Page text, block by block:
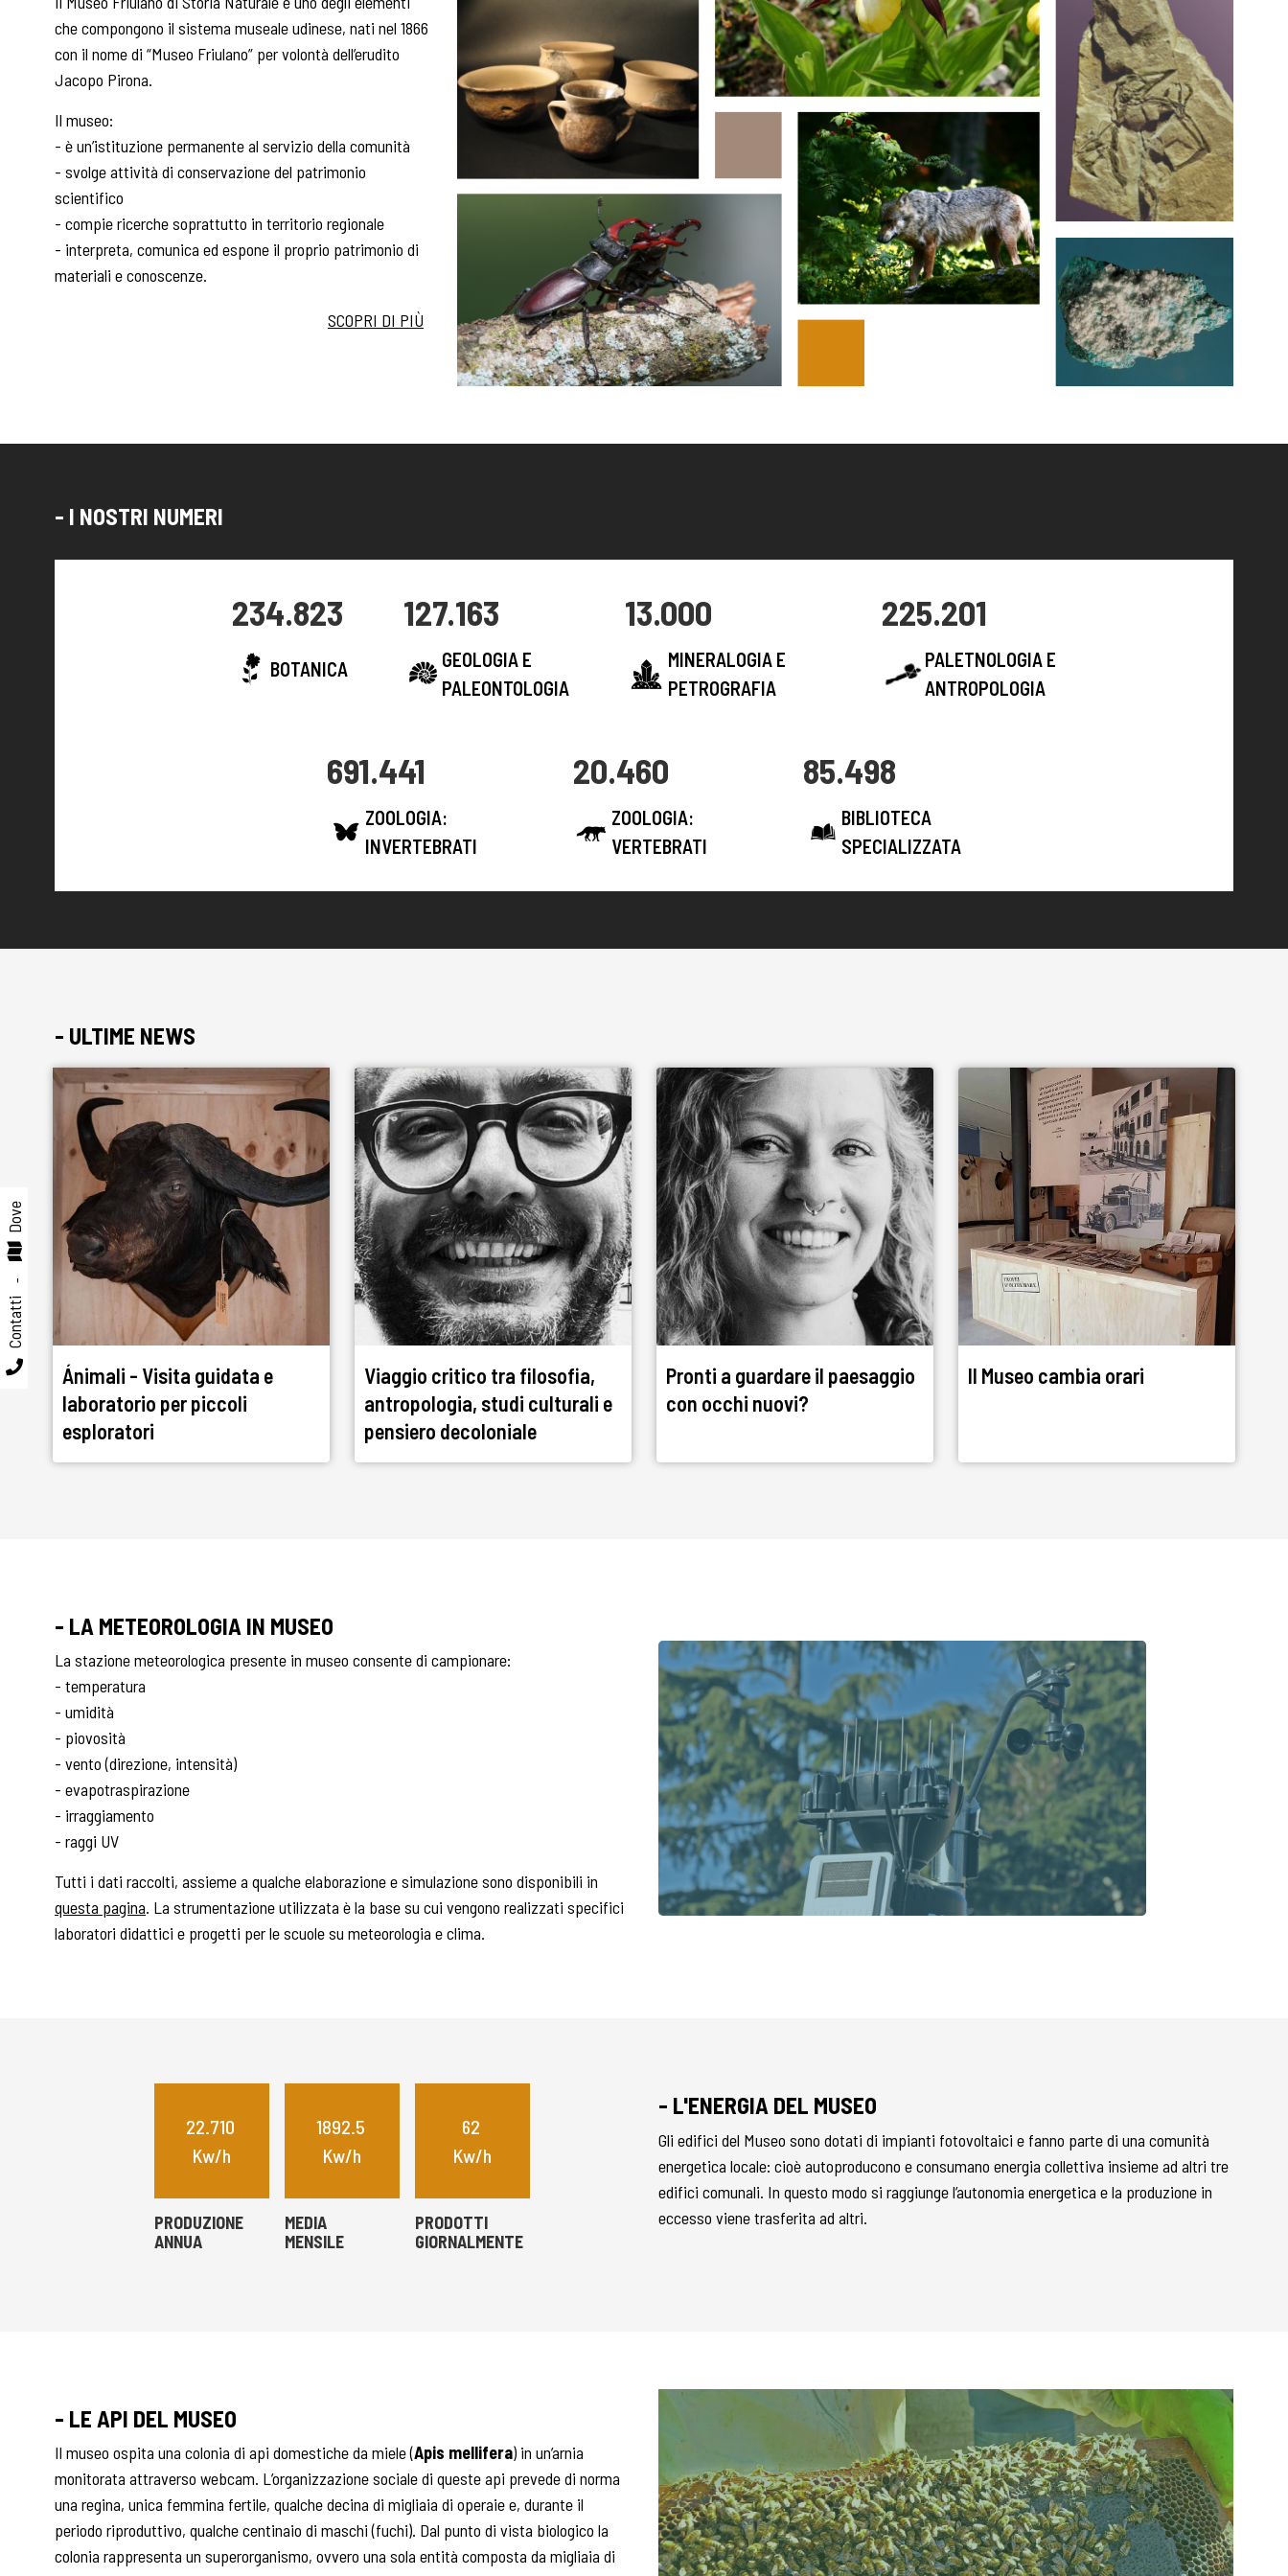
che compongono il sistema museale udinese, nati nel 1866
con il nome di “Museo Friulano” per volontà dell’erudito
Jacopo Pirona.
Il museo:
- è un’istituzione permanente al servizio della comunità
- svolge attività di conservazione del patrimonio
scientifico
- compie ricerche soprattutto in territorio regionale
- interpreta, comunica ed espone il proprio patrimonio di
materiali e conoscenze.
SCOPRI DI PIÙ
- I NOSTRI NUMERI
234.823
BOTANICA
127.163
GEOLOGIA E
PALEONTOLOGIA
13.000
MINERALOGIA E
PETROGRAFIA
225.201
PALETNOLOGIA E
ANTROPOLOGIA
691.441
ZOOLOGIA:
INVERTEBRATI
20.460
ZOOLOGIA:
VERTEBRATI
85.498
BIBLIOTECA
SPECIALIZZATA
- ULTIME NEWS
Ánimali - Visita guidata e
laboratorio per piccoli
esploratori
Viaggio critico tra filosofia,
antropologia, studi culturali e
pensiero decoloniale
Pronti a guardare il paesaggio
con occhi nuovi?
Il Museo cambia orari
- LA METEOROLOGIA IN MUSEO
La stazione meteorologica presente in museo consente di campionare:
- temperatura
- umidità
- piovosità
- vento (direzione, intensità)
- evapotraspirazione
- irraggiamento
- raggi UV
Tutti i dati raccolti, assieme a qualche elaborazione e simulazione sono disponibili in
questa pagina. La strumentazione utilizzata è la base su cui vengono realizzati specifici
laboratori didattici e progetti per le scuole su meteorologia e clima.
22.710
Kw/h
PRODUZIONE
ANNUA
1892.5
Kw/h
MEDIA
MENSILE
62
Kw/h
PRODOTTI
GIORNALMENTE
- L'ENERGIA DEL MUSEO
Gli edifici del Museo sono dotati di impianti fotovoltaici e fanno parte di una comunità
energetica locale: cioè autoproducono e consumano energia collettiva insieme ad altri tre
edifici comunali. In questo modo si raggiunge l’autonomia energetica e la produzione in
eccesso viene trasferita ad altri.
- LE API DEL MUSEO
Il museo ospita una colonia di api domestiche da miele (Apis mellifera) in un’arnia
monitorata attraverso webcam. L’organizzazione sociale di queste api prevede di norma
una regina, unica femmina fertile, qualche decina di migliaia di operaie e, durante il
periodo riproduttivo, qualche centinaio di maschi (fuchi). Dal punto di vista biologico la
colonia rappresenta un superorganismo, ovvero una sola entità composta da migliaia di
Contatti
-
Dove